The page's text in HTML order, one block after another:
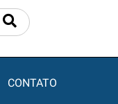
CONTATO